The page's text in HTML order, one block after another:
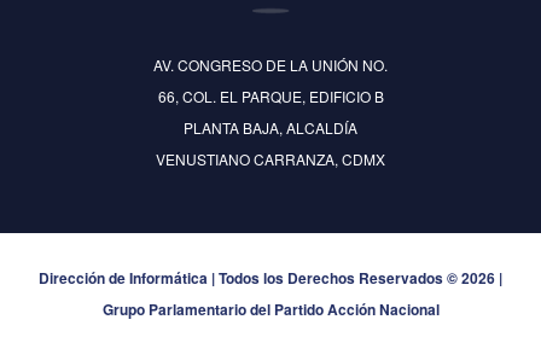
AV. CONGRESO DE LA UNIÓN NO.
66, COL. EL PARQUE, EDIFICIO B
PLANTA BAJA, ALCALDÍA
VENUSTIANO CARRANZA, CDMX
Dirección de Informática | Todos los Derechos Reservados © 2026 |
Grupo Parlamentario del Partido Acción Nacional